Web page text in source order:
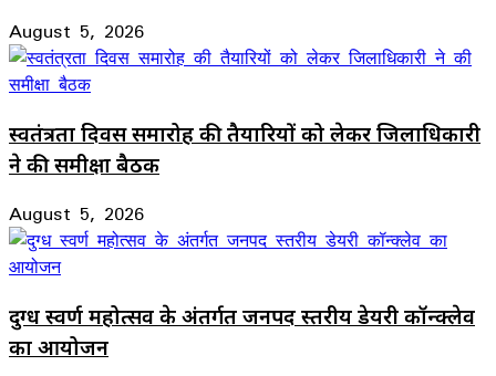
August 5, 2026
स्वतंत्रता दिवस समारोह की तैयारियों को लेकर जिलाधिकारी
ने की समीक्षा बैठक
August 5, 2026
दुग्ध स्वर्ण महोत्सव के अंतर्गत जनपद स्तरीय डेयरी कॉन्क्लेव
का आयोजन